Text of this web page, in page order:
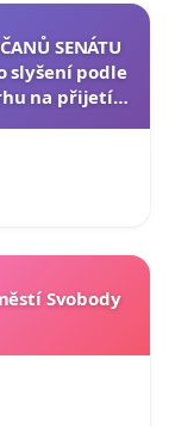
SENÁTU
slyšení podle
na přijetí
Svobody